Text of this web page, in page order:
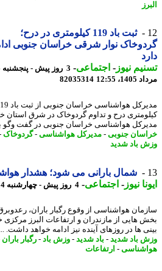
ثبت باد 119 کیلومتری در درح؛
نوار شرقی خراسان جنوبی ادامه
نیوز-اجتماعی-
3 روز پیش - پنجشنبه 15
12:55
82035314
مدیرکل هواشناسی خراسان جنوبی از ثبت باد 119
درح و تداوم گردوخاک در شرق استان خبر
هواشناسی خراسان جنوبی در گفت وگو با
جنوبی-مدیرکل هواشناسی-گردوخاک-
باد شدید
شمال بارانی می شود؛ هشدار
نیوز-اجتماعی-4 روز پیش - چهارشنبه 14 مرداد 1405، 15:26
هواشناسی از وقوع رگبار باران، رعدوبرق و
هایی از مازندران و ارتفاعات البرز مرکزی
ها در روزهای آینده نیز ادامه خواهد داشت. ...
باد شدید-باد شدید-وزش باد- رگبار باران-
-ارتفاعات